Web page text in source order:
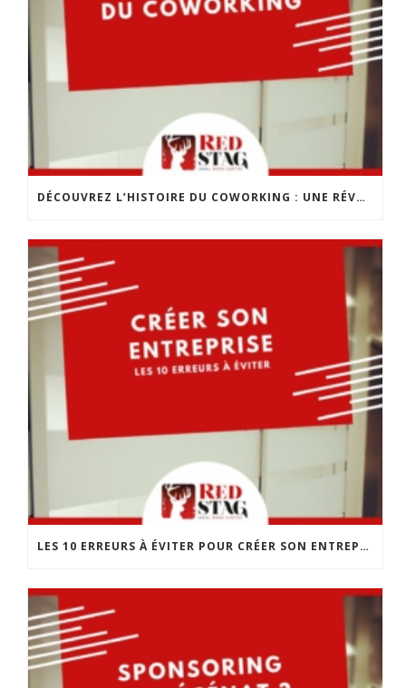
DÉCOUVREZ L’HISTOIRE DU COWORKING : UNE RÉVOLUTION DANS LE MONDE DU TRAVAIL
LES 10 ERREURS À ÉVITER POUR CRÉER SON ENTREPRISE